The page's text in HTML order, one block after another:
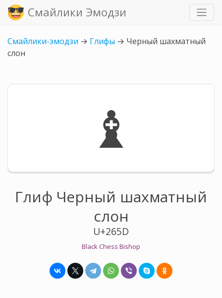
Смайлики Эмодзи
Смайлики-эмодзи → Глифы → Черный шахматный
слон
♝
Глиф Черный шахматный
слон
U+265D
Black Chess Bishop